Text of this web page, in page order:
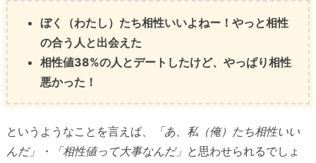
ぼく（わたし）たち相性いいよねー！やっと相性
の合う人と出会えた
相性値38%の人とデートしたけど、やっぱり相性
悪かった！
というようなことを言えば、
「あ、私（俺）たち相性いい
んだ」・「相性値って大事なんだ」 と思わせられるでしょ